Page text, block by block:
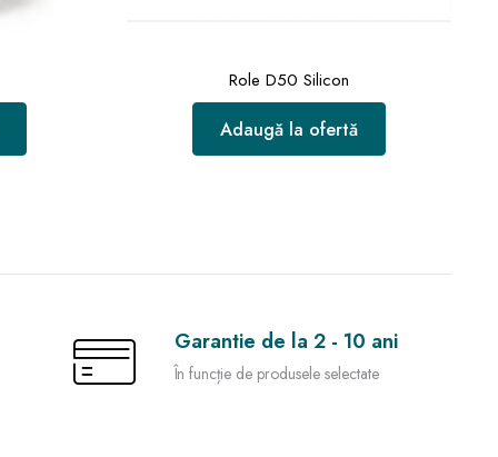
Role D50 Silicon
Adaugă la ofertă
Garantie de la 2 - 10 ani
În funcție de produsele selectate